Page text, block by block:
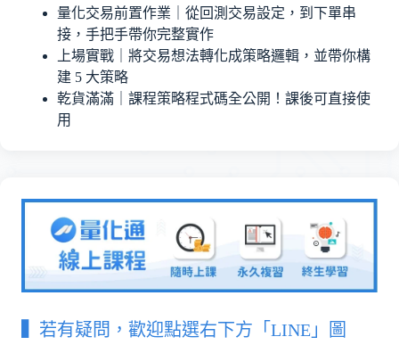
量化交易前置作業｜從回測交易設定，到下單串
接，手把手帶你完整實作
上場實戰｜將交易想法轉化成策略邏輯，並帶你構
建 5 大策略
乾貨滿滿｜課程策略程式碼全公開！課後可直接使
用
若有疑問，歡迎點選右下方「LINE」圖